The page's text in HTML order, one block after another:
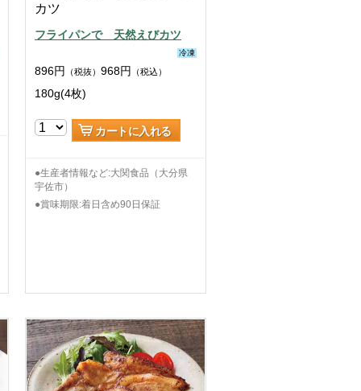
カツ
フライパンで 天然えびカツ
冷凍
896円 （税抜） 968円 （税込）
180g(4枚)
カートに入れる
●生産者情報など:大関食品（大分県
宇佐市）
●賞味期限:着日含め90日保証